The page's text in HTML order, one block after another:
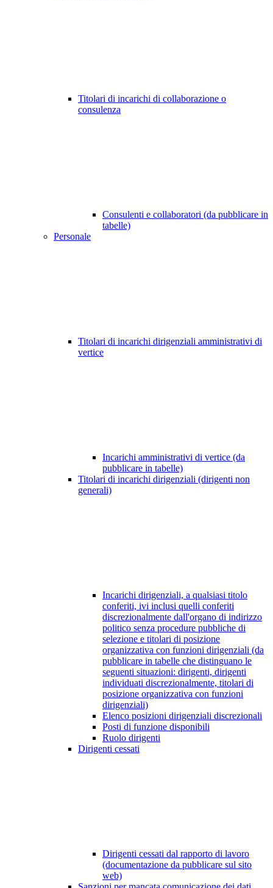
Titolari di incarichi di collaborazione o
consulenza
Consulenti e collaboratori (da pubblicare in
tabelle)
Personale
Titolari di incarichi dirigenziali amministrativi di
vertice
Incarichi amministrativi di vertice (da
pubblicare in tabelle)
Titolari di incarichi dirigenziali (dirigenti non
generali)
Incarichi dirigenziali, a qualsiasi titolo
conferiti, ivi inclusi quelli conferiti
discrezionalmente dall'organo di indirizzo
politico senza procedure pubbliche di
selezione e titolari di posizione
organizzativa con funzioni dirigenziali (da
pubblicare in tabelle che distinguano le
seguenti situazioni: dirigenti, dirigenti
individuati discrezionalmente, titolari di
posizione organizzativa con funzioni
dirigenziali)
Elenco posizioni dirigenziali discrezionali
Posti di funzione disponibili
Ruolo dirigenti
Dirigenti cessati
Dirigenti cessati dal rapporto di lavoro
(documentazione da pubblicare sul sito
web)